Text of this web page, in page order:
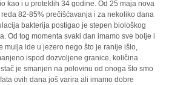
kao i u proteklih 34 godine. Od 25 maja nova
82-85% prečišćavanja i za nekoliko dana
bakterija postigao je stepen biološkog
Od tog momenta svaki dan imamo sve bolje i
mulja ide u jezero nego što je ranije išlo,
ispod dozvoljene granice, količina
je smanjen na polovinu od onoga što smo
ovih dana još varira ali imamo dobre